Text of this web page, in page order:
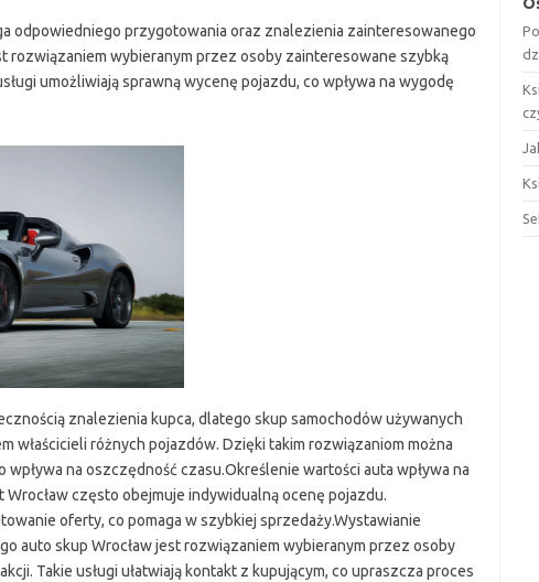
odpowiedniego przygotowania oraz znalezienia zainteresowanego
rozwiązaniem wybieranym przez osoby zainteresowane szybką
umożliwiają sprawną wycenę pojazdu, co wpływa na wygodę
znalezienia kupca, dlatego skup samochodów używanych
właścicieli różnych pojazdów. Dzięki takim rozwiązaniom można
na oszczędność czasu.Określenie wartości auta wpływa na
często obejmuje indywidualną ocenę pojazdu.
oferty, co pomaga w szybkiej sprzedaży.Wystawianie
auto skup Wrocław jest rozwiązaniem wybieranym przez osoby
Takie usługi ułatwiają kontakt z kupującym, co upraszcza proces